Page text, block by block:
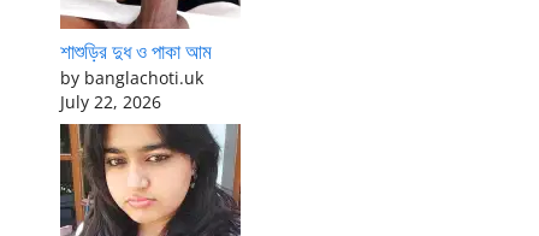
শাশুড়ির দুধ ও পাকা আম
by banglachoti.uk
July 22, 2026